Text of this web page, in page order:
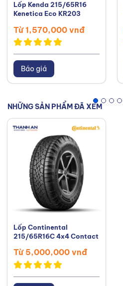
Lốp Kenda 215/65R16
Kenetica Eco KR203
Từ 1,570,000 vnđ
Báo giá
NHỮNG SẢN PHẨM ĐÃ XEM
Lốp Continental
215/65R16C 4x4 Contact
Từ 5,000,000 vnđ